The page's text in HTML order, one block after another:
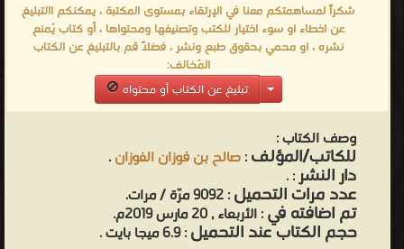
شكراً لمساهمتكم معنا في الإرتقاء بمستوى المكتبة ، يمكنكم االتبليغ
عن اخطاء او سوء اختيار للكتب وتصنيفها ومحتواها ، أو كتاب يُمنع
نشره ، او محمي بحقوق طبع ونشر ، فضلاً قم بالتبليغ عن الكتاب
المُخالف:
تبليغ عن الكتاب أو محتواه
وصف الكتاب :
للكاتب/المؤلف:صالح بن فوزان الفوزان.
دار النشر:
.
عدد مرات التحميل: 9092 مرّة / مرات.
تم اضافته في: الأربعاء , 20 مارس 2019م.
حجم الكتاب عند التحميل: 6.9 ميجا بايت .